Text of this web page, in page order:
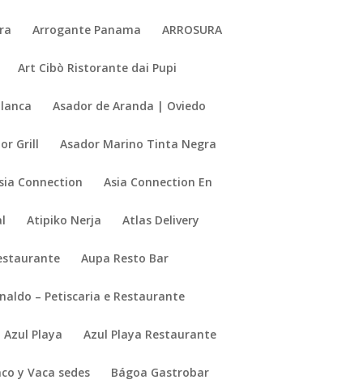
Arrogante Panama ARROSURA
Art Cibò Ristorante dai Pupi
Asador de Aranda | Oviedo
Grill Asador Marino Tinta Negra
Connection Asia Connection En
Atipiko Nerja Atlas Delivery
Aupa Resto Bar
– Petiscaria e Restaurante
Azul Playa Azul Playa Restaurante
y Vaca sedes Bágoa Gastrobar